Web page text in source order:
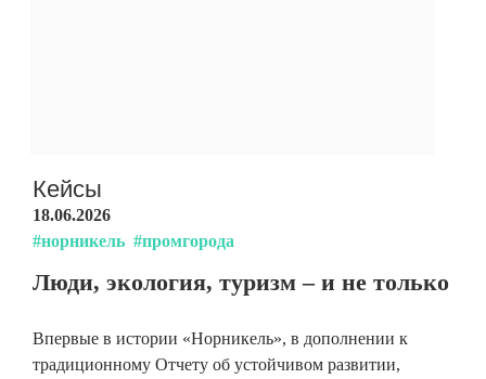
Кейсы
18.06.2026
#норникель #промгорода
Люди, экология, туризм – и не только
Впервые в истории «Норникель», в дополнении к
традиционному Отчету об устойчивом развитии,